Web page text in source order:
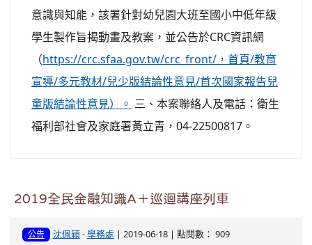
意識與知能，該署針對幼兒園大班至國小中低年級
學生製作旨揭動畫及教案，並公告於CRC資訊網
（https://crc.sfaa.gov.tw/crc_front/，首頁/教育
宣導/多元教材/兒少版結論性意見/首次國家報告兒
童版結論性意見）。 三、本案聯絡人及電話：衛生
福利部社會及家庭署黃立青，04-22500817。
2019全民金融知識A＋巡迴講座列車
公告 沈佩穎-學務處 | 2019-06-18 | 點閱數： 909